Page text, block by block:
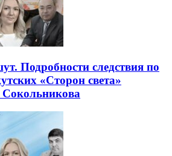
Подробности следствия по
«Сторон света»